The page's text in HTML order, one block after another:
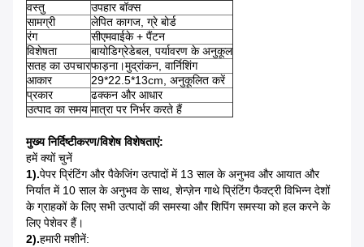
वस्तु
उपहार बॉक्स
सामग्री
लेपित कागज, ग्रे बोर्ड
रंग
सीएमवाईके + पैंटन
विशेषता
बायोडिग्रेडेबल, पर्यावरण के अनुकूल
सतह का उपचारफाड़ना।मुद्रांकन, वार्निशिंग
आकार
29*22.5*13cm, अनुकूलित करें
प्रकार
ढक्कन और आधार
उत्पाद का समय मात्रा पर निर्भर करते हैं
मुख्य निर्दिष्टीकरण/विशेष विशेषताएं:
हमें क्यों चुनें
1).पेपर प्रिंटिंग और पैकेजिंग उत्पादों में 13 साल के अनुभव और आयात और
निर्यात में 10 साल के अनुभव के साथ, शेन्ज़ेन गाथे प्रिंटिंग फैक्ट्री विभिन्न देशों
के ग्राहकों के लिए सभी उत्पादों की समस्या और शिपिंग समस्या को हल करने के
लिए पेशेवर हैं।
2).हमारी मशीनें: